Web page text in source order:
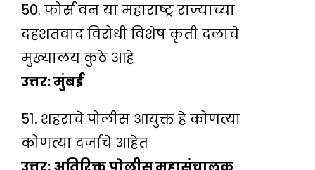
50. फोर्स वन या महाराष्ट्र राज्याच्या
दहशतवाद विरोधी विशेष कृती दलाचे
मुख्यालय कुठे आहे
उत्तर: मुंबई
51. शहराचे पोलीस आयुक्त हे कोणत्या
कोणत्या दर्जाचे आहेत